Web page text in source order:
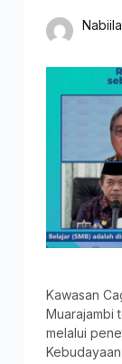
Kawasan
Muarajambi
melalui